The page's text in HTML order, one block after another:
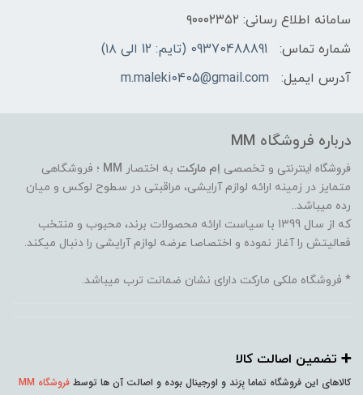
سامانه اطلاع رسانی: ۹۰۰۰۲۳۵۲
شماره تماس:
09370488891 (تایم: 12 الی ۱۸)
آدرس ایمیل:
m.maleki0405@gmail.com
درباره فروشگاه MM
فروشگاه اینترنتی و تخصصی اِم مارکت به اختصار MM ؛ فروشگاهی
متمایز در زمینه ارائه لوازم آرایشی، مراقبتی در سطوح لوکس و میان
رده میباشد..
که از سال 1399 با سیاست ارائه محصولات برند، محبوب و منتخب
فعالیتش را آغاز نموده و اختصاصا عرضه لوازم آرایشی را دنبال میکند.
* فروشگاه ملکی مارکت دارای نشان ضمانت ترب میباشد.
➕️ تضمین اصالت کالا
کالاهای این فروشگاه تماما بِرَند و اورجینال بوده و اصالت آن ها توسط فروشگاه MM